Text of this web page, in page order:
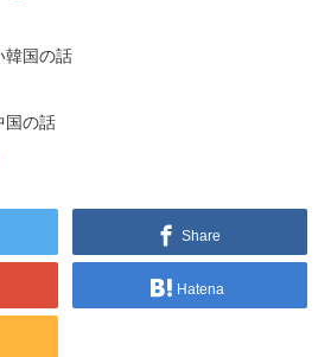
韓国の話
国の話
Share
Hatena